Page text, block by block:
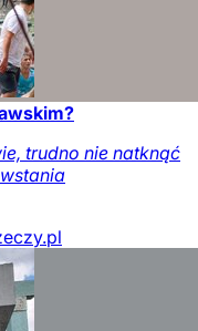
trudno nie natknąć